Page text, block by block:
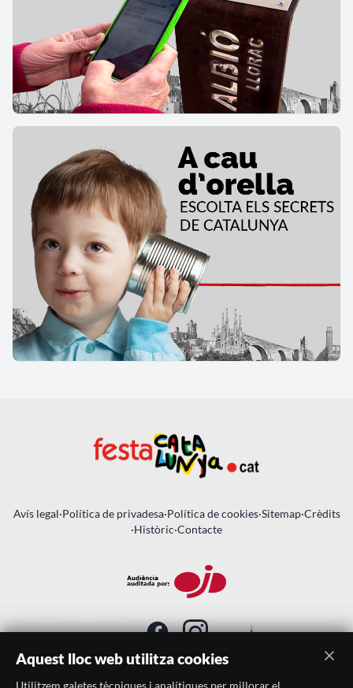
Avís legal·Política de privadesa·Política de cookies·Sitemap·Crèdits
·Històric·Contacte
Aquest lloc web utilitza cookies